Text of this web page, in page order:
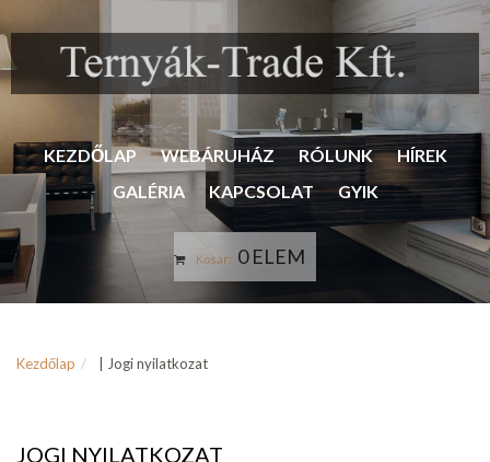
KEZDŐLAP WEBÁRUHÁZ RÓLUNK
HÍREK
GALÉRIA
KAPCSOLAT GYIK
Kosár: 0 ELEM
Kezdőlap | Jogi nyilatkozat
JOGI NYILATKOZAT